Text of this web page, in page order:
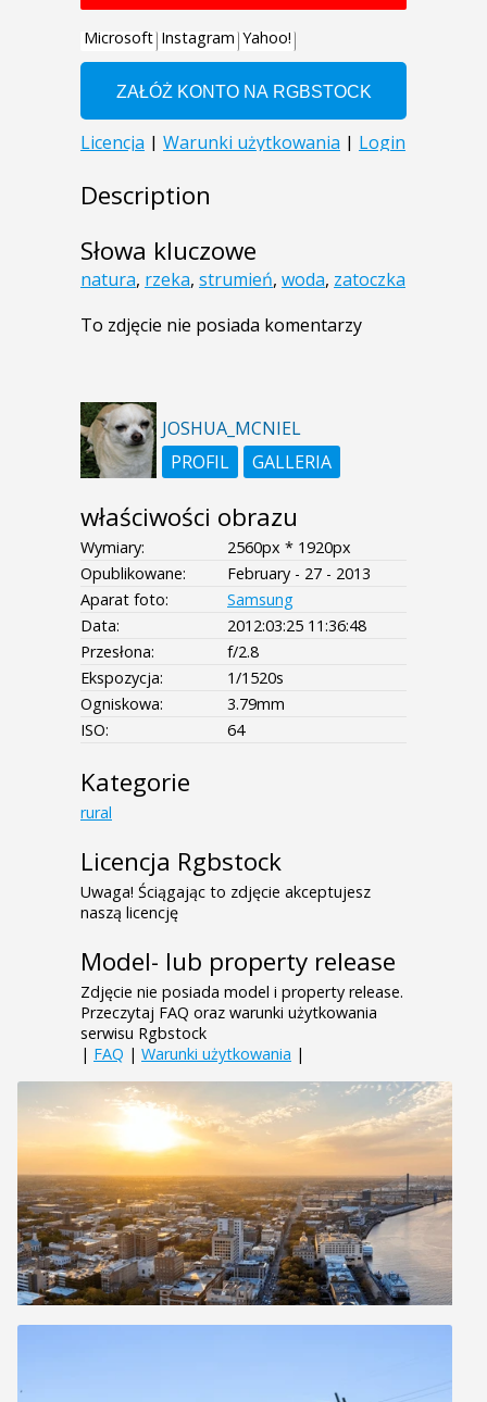
Description
Słowa kluczowe
natura, rzeka, strumień, woda, zatoczka
To zdjęcie nie posiada komentarzy
JOSHUA_MCNIEL
PROFIL
GALLERIA
właściwości obrazu
Wymiary:
2560px * 1920px
Opublikowane:
February - 27 - 2013
Aparat foto:
Samsung
Data:
2012:03:25 11:36:48
Przesłona:
f/2.8
Ekspozycja:
1/1520s
Ogniskowa:
3.79mm
ISO:
64
Kategorie
rural
Licencja Rgbstock
Uwaga! Ściągając to zdjęcie akceptujesz
naszą licencję
Model- lub property release
Zdjęcie nie posiada model i property release.
Przeczytaj FAQ oraz warunki użytkowania
serwisu Rgbstock
| FAQ | Warunki użytkowania |